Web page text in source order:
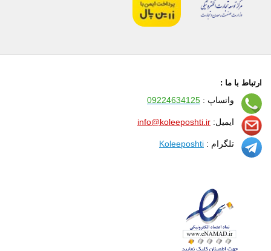
ارتباط با ما :
واتساپ : 09224634125
ایمیل: info@koleeposhti.ir
تلگرام : Koleeposhti